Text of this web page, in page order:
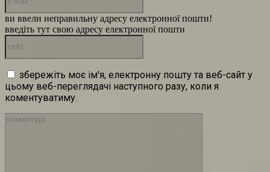
ви ввели неправильну адресу електронної пошти!
введіть тут свою адресу електронної пошти
збережіть моє ім'я, електронну пошту та веб-сайт у
цьому веб-переглядачі наступного разу, коли я
коментуватиму.